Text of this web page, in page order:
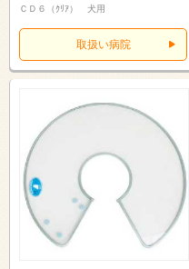
ＣＤ６（ｸﾘｱ） 犬用
取扱い病院